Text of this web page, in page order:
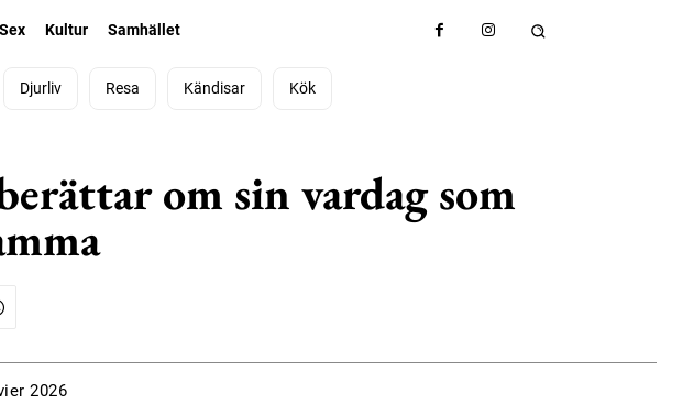
Sex Kultur Samhället
Djurliv Resa Kändisar Kök
om sin vardag som
2026